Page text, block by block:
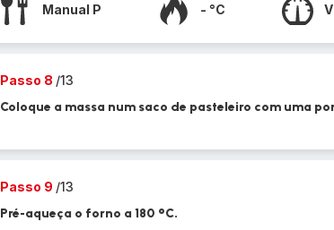
Manual P - °C
Passo 8 /13
Coloque a massa num saco de pasteleiro com uma
Passo 9 /13
Pré-aqueça o forno a 180 °C.